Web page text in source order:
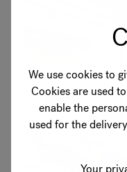
We use cookies to
Cookies are used
enable the
used for the